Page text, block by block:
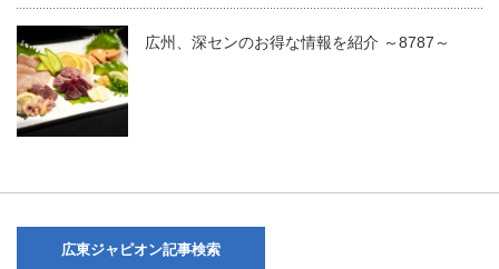
広州、深センのお得な情報を紹介 ～8787～
広東ジャピオン記事検索